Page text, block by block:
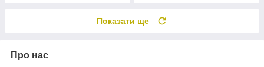
Показати ще
Про нас